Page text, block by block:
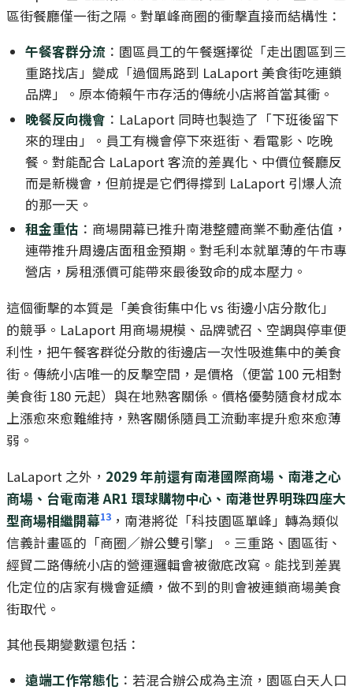
區街餐廳僅一街之隔。對單峰商圈的衝擊直接而結構性：
午餐客群分流 ：園區員工的午餐選擇從「走出園區到三
重路找店」變成「過個馬路到 LaLaport 美食街吃連鎖
品牌」。原本倚賴午市存活的傳統小店將首當其衝。
晚餐反向機會 ：LaLaport 同時也製造了「下班後留下
來的理由」。員工有機會停下來逛街、看電影、吃晚
餐。對能配合 LaLaport 客流的差異化、中價位餐廳反
而是新機會，但前提是它們得撐到 LaLaport 引爆人流
的那一天。
租金重估 ：商場開幕已推升南港整體商業不動產估值，
連帶推升周邊店面租金預期。對毛利本就單薄的午市專
營店，房租漲價可能帶來最後致命的成本壓力。
這個衝擊的本質是「美食街集中化 vs 街邊小店分散化」
的競爭。LaLaport 用商場規模、品牌號召、空調與停車便
利性，把午餐客群從分散的街邊店一次性吸進集中的美食
街。傳統小店唯一的反擊空間，是價格（便當 100 元相對
美食街 180 元起）與在地熟客關係。價格優勢隨食材成本
上漲愈來愈難維持，熟客關係隨員工流動率提升愈來愈薄
弱。
LaLaport 之外， 2029 年前還有南港國際商場、南港之心
商場、台電南港 AR1 環球購物中心、南港世界明珠四座大
型商場相繼開幕13 ，南港將從「科技園區單峰」轉為類似
信義計畫區的「商圈／辦公雙引擎」。三重路、園區街、
經貿二路傳統小店的營運邏輯會被徹底改寫。能找到差異
化定位的店家有機會延續，做不到的則會被連鎖商場美食
街取代。
其他長期變數還包括：
遠端工作常態化 ：若混合辦公成為主流，園區白天人口